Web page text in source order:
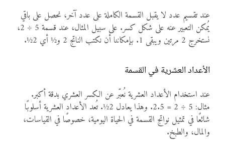
عند تقسيم عدد لا يقبل القسمة الكاملة على عدد آخر، نحصل على باقي
يُمكن التعبير عنه على شكل كسر. على سبيل المثال، عند قسمة 5 ÷ 2،
نستخرج 2 مرتين ويبقى 1. بإمكاننا أن نكتب الناتج 2 و½ أي 2½.
الأعداد العشرية في القسمة
عند استخدام الأعداد العشرية نُعبّر عن الكسر العشري بدقة أكبر.
مثال: 5 ÷ 2 = 2.5. وهذا يعادل 2½. تُعد الأعداد العشرية أسلوبًا
شائعًا في تمثيل نواتج القسمة في الحياة اليومية، خصوصًا في القياسات،
والمال، والطبخ.